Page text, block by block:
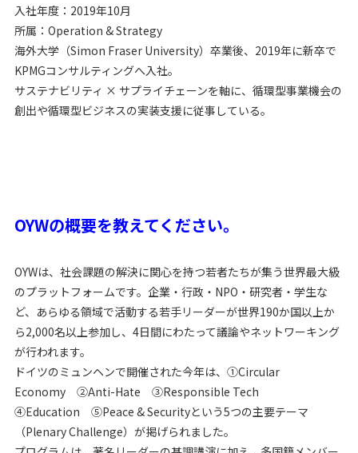
入社年度：2019年10月
所属：Operation & Strategy
海外大学（Simon Fraser University）卒業後、2019年に新卒で
KPMGコンサルティングへ入社。
サステナビリティ × サプライチェーンを軸に、循環型事業機会の
創出や循環型ビジネスの実装支援に従事している。
OYWの概要を教えてください。
OYWは、社会課題の解決に関心を持つ若者たちが集う世界最大級
のプラットフォームです。企業・行政・NPO・研究者・学生な
ど、あらゆる領域で活動する若手リーダーが世界190か国以上か
ら2,000名以上参加し、4日間にわたって議論やネットワーキング
が行われます。
ドイツのミュンヘンで開催された今年は、①Circular
Economy ②Anti-Hate ③Responsible Tech
④Education ⑤Peace & Securityという5つの主要テーマ
（Plenary Challenge）が掲げられました。